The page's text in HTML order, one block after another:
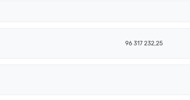
96 317 232,25